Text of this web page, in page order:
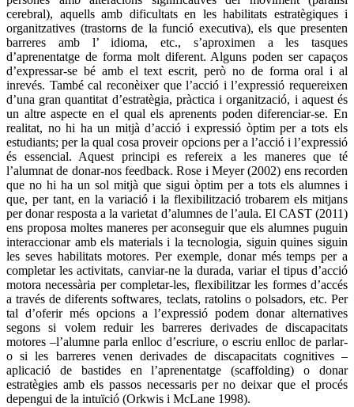
cerebral), aquells amb dificultats en les habilitats estratègiques i
organitzatives (trastorns de la funció executiva), els que presenten
barreres amb l’ idioma, etc., s’aproximen a les tasques
d’aprenentatge de forma molt diferent. Alguns poden ser capaços
d’expressar-se bé amb el text escrit, però no de forma oral i al
inrevés. També cal reconèixer que l’acció i l’expressió requereixen
d’una gran quantitat d’estratègia, pràctica i organització, i aquest és
un altre aspecte en el qual els aprenents poden diferenciar-se. En
realitat, no hi ha un mitjà d’acció i expressió òptim per a tots els
estudiants; per la qual cosa proveir opcions per a l’acció i l’expressió
és essencial. Aquest principi es refereix a les maneres que té
l’alumnat de donar-nos feedback. Rose i Meyer (2002) ens recorden
que no hi ha un sol mitjà que sigui òptim per a tots els alumnes i
que, per tant, en la variació i la flexibilització trobarem els mitjans
per donar resposta a la varietat d’alumnes de l’aula. El CAST (2011)
ens proposa moltes maneres per aconseguir que els alumnes puguin
interaccionar amb els materials i la tecnologia, siguin quines siguin
les seves habilitats motores. Per exemple, donar més temps per a
completar les activitats, canviar-ne la durada, variar el tipus d’acció
motora necessària per completar-les, flexibilitzar les formes d’accés
a través de diferents softwares, teclats, ratolins o polsadors, etc. Per
tal d’oferir més opcions a l’expressió podem donar alternatives
segons si volem reduir les barreres derivades de discapacitats
motores –l’alumne parla enlloc d’escriure, o escriu enlloc de parlar-
o si les barreres venen derivades de discapacitats cognitives –
aplicació de bastides en l’aprenentatge (scaffolding) o donar
estratègies amb els passos necessaris per no deixar que el procés
depengui de la intuïció (Orkwis i McLane 1998).